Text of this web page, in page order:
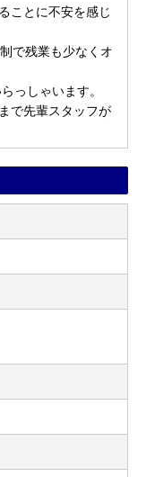
ことに不安を感じ
で残業も少なくオ
っしゃいます。
で先輩スタッフが